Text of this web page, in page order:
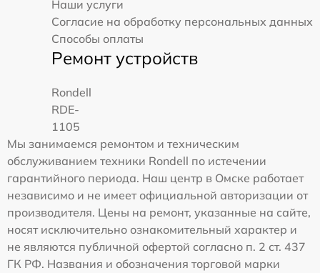
Наши услуги
Согласие на обработку персональных данных
Способы оплаты
Ремонт устройств
Rondell
RDE-
1105
Мы занимаемся ремонтом и техническим
обслуживанием техники Rondell по истечении
гарантийного периода. Наш центр в Омске работает
независимо и не имеет официальной авторизации от
производителя. Цены на ремонт, указанные на сайте,
носят исключительно ознакомительный характер и
не являются публичной офертой согласно п. 2 ст. 437
ГК РФ. Названия и обозначения торговой марки